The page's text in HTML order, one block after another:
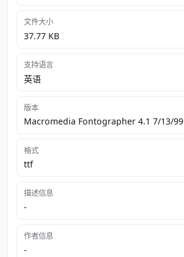
文件大小
37.77 KB
支持语言
英语
版本
Macromedia Fontographer 4.1 7/13/99
格式
ttf
描述信息
-
作者信息
-